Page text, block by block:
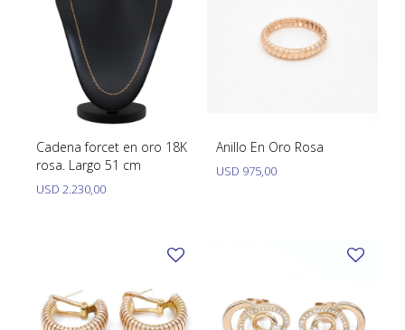
Cadena forcet en oro 18K
rosa. Largo 51 cm
USD 2.230,00
Anillo En Oro Rosa
USD 975,00